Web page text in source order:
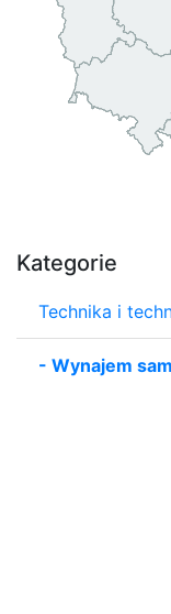
Kategorie
Technika i
- Wynajem